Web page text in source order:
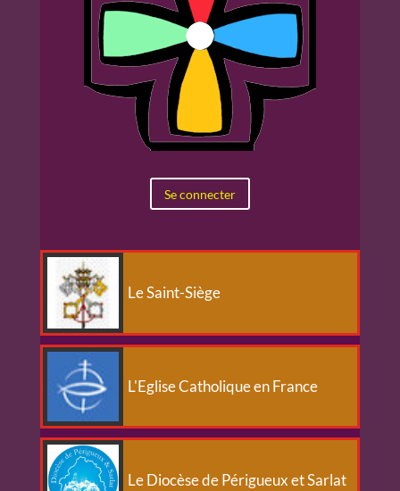
Se connecter
Le Saint-Siège
L'Eglise Catholique en France
Le Diocèse de Périgueux et Sarlat